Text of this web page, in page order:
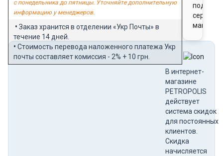
с понедельника до пятницы. Уточняйте дополнительную
информацию у менеджеров.
• Заказ хранится в отделении «Укр Почты» в
течение 14 дней.
• Стоимость перевода наложенного платежа Укр
почты составляет комиссия - 2% + 10 грн.
В интернет-
магазине
PETROPOLIS
действует
система скидок
для постоянных
клиентов.
Скидка
начисляется